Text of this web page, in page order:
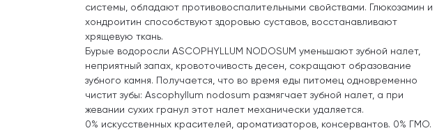
системы, обладают противовоспалительными свойствами. Глюкозамин и
хондроитин способствуют здоровью суставов, восстанавливают
хрящевую ткань.
Бурые водоросли ASCOPHYLLUM NODOSUM уменьшают зубной налет,
неприятный запах, кровоточивость десен, сокращают образование
зубного камня. Получается, что во время еды питомец одновременно
чистит зубы: Ascophyllum nodosum размягчает зубной налет, а при
жевании сухих гранул этот налет механически удаляется.
0% искусственных красителей, ароматизаторов, консервантов. 0% ГМО.